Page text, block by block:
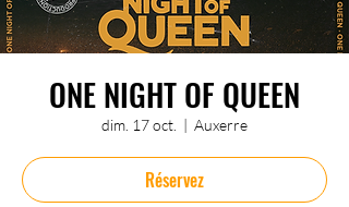
ONE NIGHT OF QUEEN
dim. 17 oct.
  |
Auxerre
Réservez